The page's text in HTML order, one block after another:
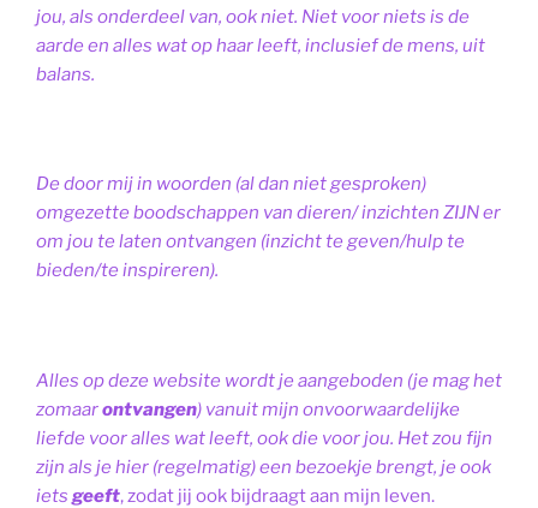
jou, als onderdeel van, ook niet. Niet voor niets is de
aarde en alles wat op haar leeft, inclusief de mens, uit
balans.
De door mij in woorden (al dan niet gesproken)
omgezette boodschappen van dieren/ inzichten ZIJN er
om jou te laten ontvangen (inzicht te geven/hulp te
bieden/te inspireren).
Alles op deze website wordt je aangeboden (je mag het
zomaarontvangen) vanuit mijn onvoorwaardelijke
liefde voor alles wat leeft, ook die voor jou. Het zou fijn
zijn als je hier (regelmatig) een bezoekje brengt, je ook
iets geeft, zodat jij ook bijdraagt aan mijn leven.